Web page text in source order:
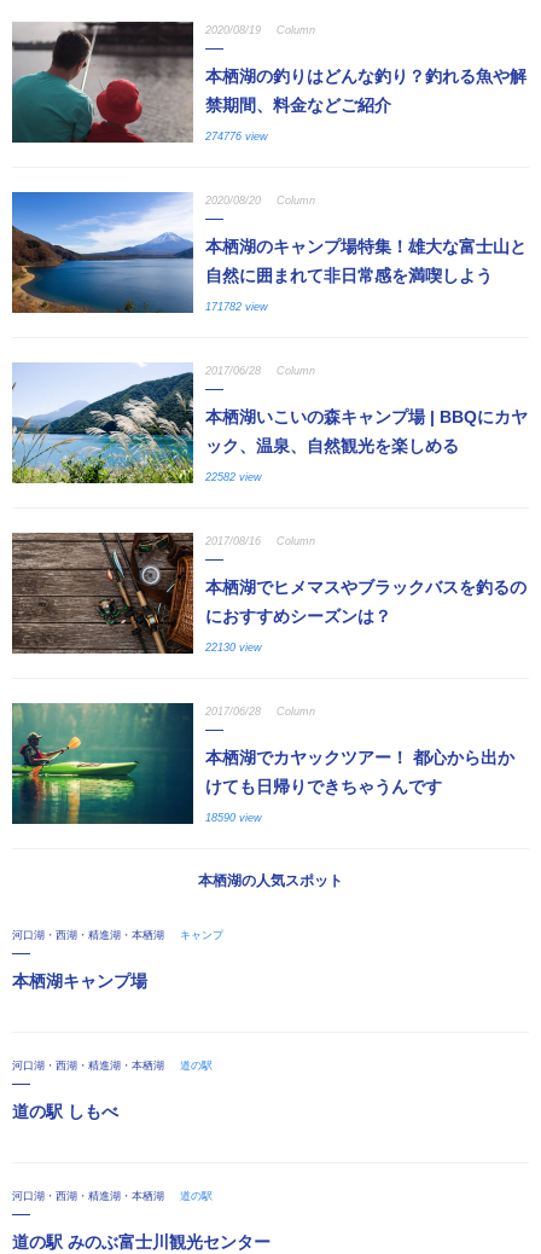
2020/08/19 Column
本栖湖の釣りはどんな釣り？釣れる魚や解
禁期間、料金などご紹介
274776 view
2020/08/20 Column
本栖湖のキャンプ場特集！雄大な富士山と
自然に囲まれて非日常感を満喫しよう
171782 view
2017/06/28 Column
本栖湖いこいの森キャンプ場 | BBQにカヤ
ック、温泉、自然観光を楽しめる
22582 view
2017/08/16 Column
本栖湖でヒメマスやブラックバスを釣るの
におすすめシーズンは？
22130 view
2017/06/28 Column
本栖湖でカヤックツアー！ 都心から出か
けても日帰りできちゃうんです
18590 view
本栖湖の人気スポット
河口湖・西湖・精進湖・本栖湖 キャンプ
本栖湖キャンプ場
河口湖・西湖・精進湖・本栖湖 道の駅
道の駅 しもべ
河口湖・西湖・精進湖・本栖湖 道の駅
道の駅 みのぶ富士川観光センター